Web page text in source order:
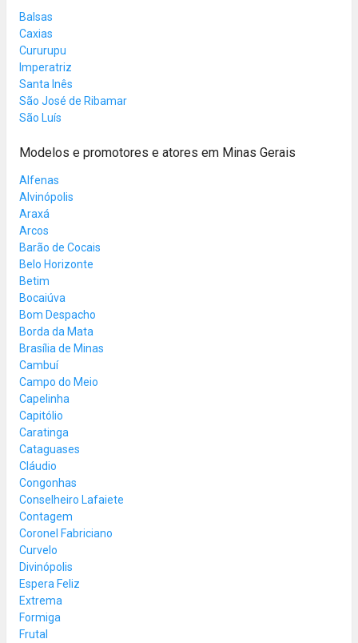
Balsas
Caxias
Cururupu
Imperatriz
Santa Inês
São José de Ribamar
São Luís
Modelos e promotores e atores em Minas Gerais
Alfenas
Alvinópolis
Araxá
Arcos
Barão de Cocais
Belo Horizonte
Betim
Bocaiúva
Bom Despacho
Borda da Mata
Brasília de Minas
Cambuí
Campo do Meio
Capelinha
Capitólio
Caratinga
Cataguases
Cláudio
Congonhas
Conselheiro Lafaiete
Contagem
Coronel Fabriciano
Curvelo
Divinópolis
Espera Feliz
Extrema
Formiga
Frutal